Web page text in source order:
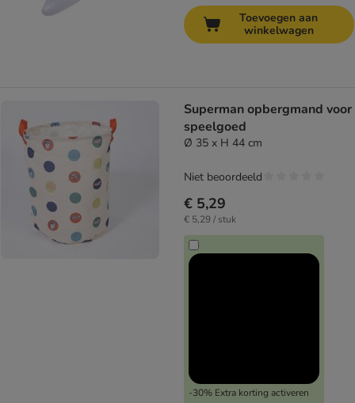
Toevoegen aan
winkelwagen
Superman opbergmand voor
speelgoed
Ø 35 x H 44 cm
€ 5,29
€ 5,29 / stuk
-30% Extra korting activeren
Niet beoordeeld